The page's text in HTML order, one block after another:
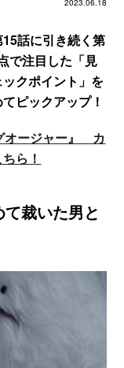
2023.06.18
話に引き続く第
で注目した「見
クポイント」を
ピックアップ！
オージャー』 カ
ら！
裁いた男と